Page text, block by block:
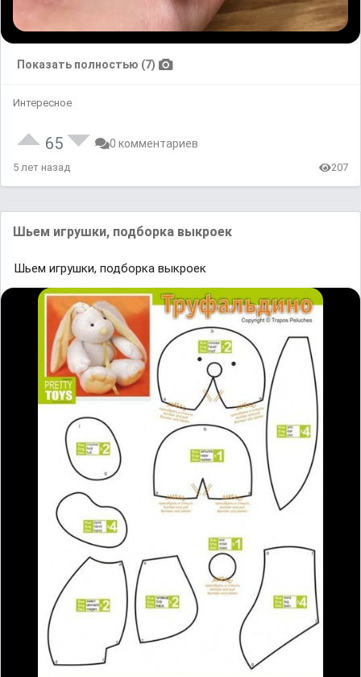
Показать полностью (7)
Интересное
65 0 комментариев
5 лет назад 207
Шьем игрушки, подборка выкроек
Шьем игрушки, подборка выкроек